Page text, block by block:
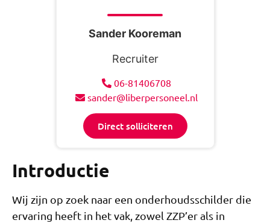
Introductie
Wij zijn op zoek naar een onderhoudsschilder die
ervaring heeft in het vak, zowel ZZP’er als in
Sander Kooreman
Recruiter
06-81406708
sander@liberpersoneel.nl
Direct solliciteren